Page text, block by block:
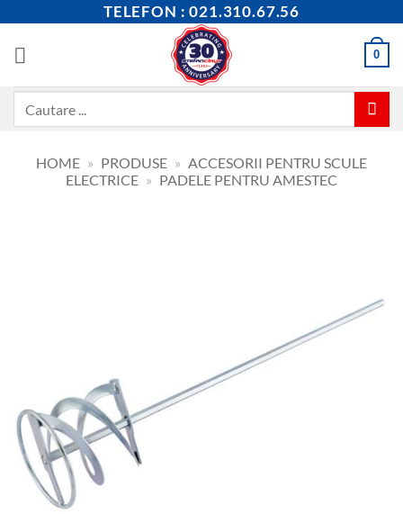
content
TELEFON : 021.310.67.56
0
HOME » PRODUSE » ACCESORII PENTRU SCULE
ELECTRICE » PADELE PENTRU AMESTEC